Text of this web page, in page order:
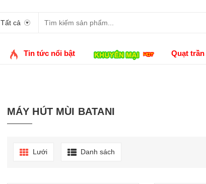
Tất cả
Tin tức nổi bật Quạt
MÁY HÚT MÙI BATANI
Lưới Danh sách